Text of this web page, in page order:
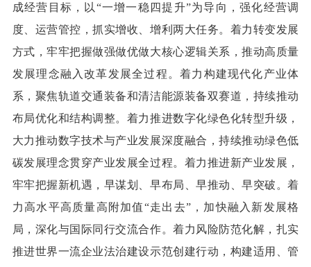
成经营目标，以“一增一稳四提升”为导向，强化经营调
度、运营管控，抓实增收、增利两大任务。着力转变发展
方式，牢牢把握做强做优做大核心逻辑关系，推动高质量
发展理念融入改革发展全过程。着力构建现代化产业体
系，聚焦轨道交通装备和清洁能源装备双赛道，持续推动
布局优化和结构调整。着力推进数字化绿色化转型升级，
大力推动数字技术与产业发展深度融合，持续推动绿色低
碳发展理念贯穿产业发展全过程。着力推进新产业发展，
牢牢把握新机遇，早谋划、早布局、早推动、早突破。着
力高水平高质量高附加值“走出去”，加快融入新发展格
局，深化与国际同行交流合作。着力风险防范化解，扎实
推进世界一流企业法治建设示范创建行动，构建适用、管